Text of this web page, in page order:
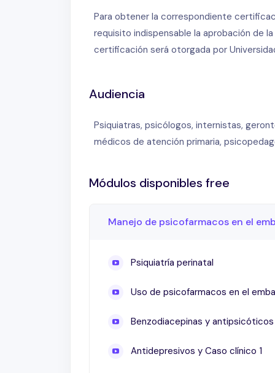
Psiquiatría perinatal:Principios
feto.
Benzodiacepinas, antipsicóticos y
Casos clínicos reales:Análisis de
en contextos reales.
Asociación Argentina de Psiquiatría (
AAP
Más cursos relacionados sobre salud
perinatal
para profundizar en el manejo
Participa en este moduloy adquiere
Para obtener la correspondiente
requisito indispensable la aprobación de
certificación será otorgada por
Audiencia
Psiquiatras, psicólogos, internistas,
médicos de atención primaria,
Módulos disponibles free
Manejo de psicofarmacos en el
Psiquiatría perinatal
Uso de psicofarmacos en el
Benzodiacepinas y antipsicóticos
Antidepresivos y Caso clínico 1